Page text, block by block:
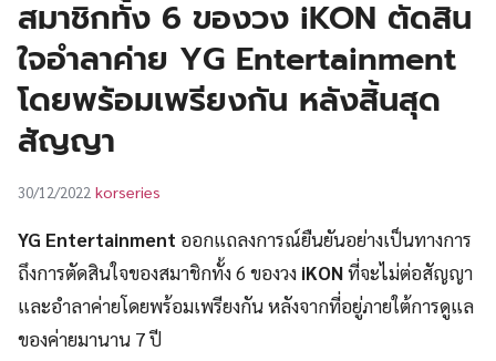
สมาชิกทั้ง 6 ของวง iKON ตัดสิน
ใจอำลาค่าย YG Entertainment
โดยพร้อมเพรียงกัน หลังสิ้นสุด
สัญญา
30/12/2022 korseries
YG Entertainment ออกแถลงการณ์ยืนยันอย่างเป็นทางการ
ถึงการตัดสินใจของสมาชิกทั้ง 6 ของวง iKONที่จะไม่ต่อสัญญา
และอำลาค่ายโดยพร้อมเพรียงกัน หลังจากที่อยู่ภายใต้การดูแล
ของค่ายมานาน 7 ปี